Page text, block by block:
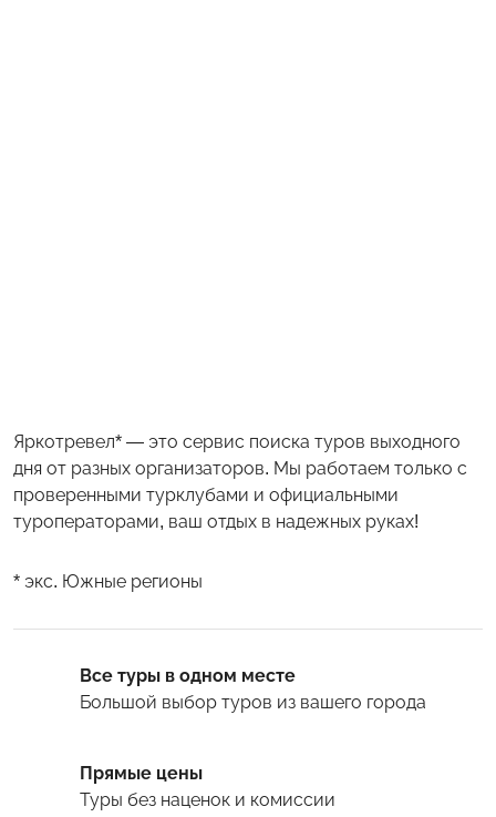
Яркотревел* — это сервис поиска туров выходного
дня от разных организаторов. Мы работаем только с
проверенными турклубами и официальными
туроператорами, ваш отдых в надежных руках!
* экс. Южные регионы
Все туры в одном месте
Большой выбор туров из вашего города
Прямые цены
Туры без наценок и комиссии